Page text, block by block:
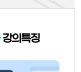
강의특징